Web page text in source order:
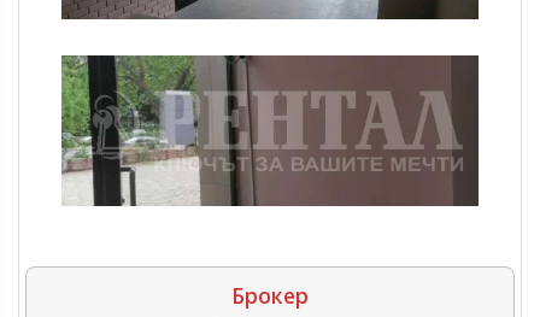
Брокер